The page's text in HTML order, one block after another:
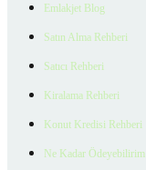
Emlakjet Blog
Satın Alma Rehberi
Satıcı Rehberi
Kiralama Rehberi
Konut Kredisi Rehberi
Ne Kadar Ödeyebilirim